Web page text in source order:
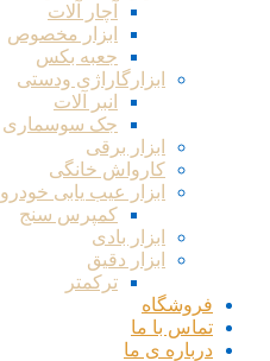
آچار آلات
ابزار مخصوص
جعبه بکس
ابزارگاراژی ودستی
انبر آلات
جک سوسماری
ابزار برقی
کارواش خانگی
ابزار عیب یابی خودرو
کمپرس سنج
ابزار بادی
ابزار دقیق
ترکمتر
فروشگاه
تماس با ما
درباره ی ما